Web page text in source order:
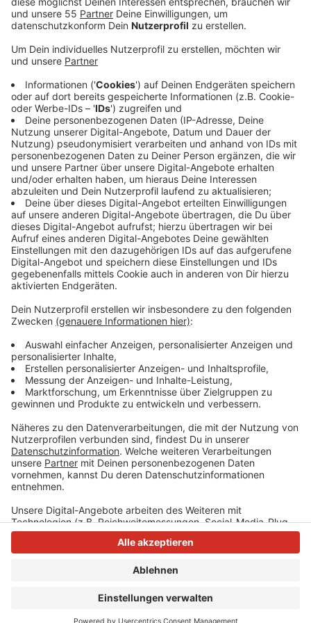
einer Beeinträchtigung der
Trinkwasserqualität ausgegangen.
Veröffentlicht: Donnerstag, 07.09.2023 10:57
Anzeige
Wegen der vorübergehend erhöhten Chlordosierung
können jedoch über einen gewissen Zeitraum weiterhin
verstärkte Chlorgerüche auftreten.
Es hatte gestern Abend einen Ausfall der Chloranlage
im für Velbert und Wülfrath zuständigen Wasserwerk
Essen gegeben. Die Rheinisch-Westfälische
Wasserwerksgesellschaft hatte daraufhin über das
Nicht betroffen war der Velberter Stadtteil
Langenberg. Hier kommt das Wasser aus einer anderen
Anlage, die nicht betroffen war.
Anzeige